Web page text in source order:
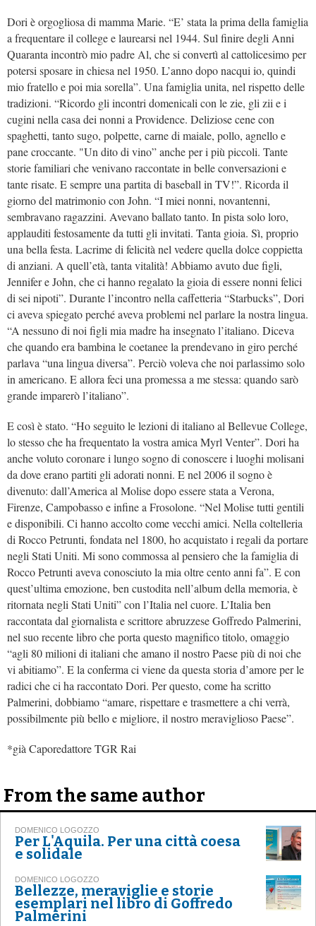
Dori è orgogliosa di mamma Marie. “E’ stata la prima della famiglia
a frequentare il college e laurearsi nel 1944. Sul finire degli Anni
Quaranta incontrò mio padre Al, che si convertì al cattolicesimo per
potersi sposare in chiesa nel 1950. L’anno dopo nacqui io, quindi
mio fratello e poi mia sorella”. Una famiglia unita, nel rispetto delle
tradizioni. “Ricordo gli incontri domenicali con le zie, gli zii e i
cugini nella casa dei nonni aProvidence. Deliziose cene con
spaghetti, tanto sugo, polpette, carne di maiale, pollo, agnello e
pane croccante. "Un dito di vino” anche per i più piccoli. Tante
storie familiari che venivano raccontate in belle conversazioni e
tante risate. E sempre una partita di baseball in TV!”. Ricorda il
giorno del matrimonio con John. “I miei nonni, novantenni,
sembravano ragazzini. Avevano ballato tanto. In pista solo loro,
applauditi festosamente da tutti gli invitati. Tanta gioia. Sì, proprio
una bella festa. Lacrime di felicità nel vedere quella dolce coppietta
di anziani. A quell’età, tanta vitalità! Abbiamo avuto due figli,
Jennifer e John, che ci hanno regalato la gioia di essere nonni felici
di sei nipoti”. Durante l’incontro nella caffetteria “Starbucks”, Dori
ci aveva spiegato perché aveva problemi nel parlare la nostra lingua.
“A nessuno di noi figli mia madre ha insegnato l’italiano. Diceva
che quando era bambina le coetanee la prendevano in giro perché
parlava “una lingua diversa”. Perciò voleva che noi parlassimo solo
in americano. E allora feci una promessa a me stessa: quando sarò
grande imparerò l’italiano”.
E così è stato. “Ho seguito le lezioni di italiano al Bellevue College,
lo stesso che ha frequentato la vostra amicaMyrl Venter”. Dori ha
anche voluto coronare i lungo sogno di conoscere i luoghi molisani
da dove erano partiti gli adorati nonni. E nel 2006 il sogno è
divenuto: dall’America al Molise dopo essere stata a Verona,
Firenze, Campobasso e infine a Frosolone. “Nel Molise tutti gentili
e disponibili. Ci hanno accolto come vecchi amici. Nella coltelleria
di Rocco Petrunti, fondata nel 1800, ho acquistato i regali da portare
negli Stati Uniti. Mi sono commossa al pensiero che la famiglia di
Rocco Petrunti aveva conosciuto la mia oltre cento anni fa”. E con
quest’ultima emozione, ben custodita nell’album della memoria, è
ritornata negli Stati Uniti” con l’Italia nel cuore. L’Italia ben
raccontata dal giornalista e scrittore abruzzese Goffredo Palmerini,
nel suo recente libro che porta questo magnifico titolo, omaggio
“agli 80 milioni di italiani che amano il nostro Paese più di noi che
vi abitiamo”. E la conferma ci viene da questa storia d’amore per le
radici che ci ha raccontato Dori. Per questo, come ha scritto
Palmerini, dobbiamo “amare, rispettare e trasmettere a chi verrà,
possibilmente più bello e migliore, il nostro meraviglioso Paese”.
*già Caporedattore TGR Rai
From the same author
DOMENICO LOGOZZO
Per L'Aquila. Per una città coesa
e solidale
DOMENICO LOGOZZO
Bellezze, meraviglie e storie
esemplari nel libro di Goffredo
Palmerini